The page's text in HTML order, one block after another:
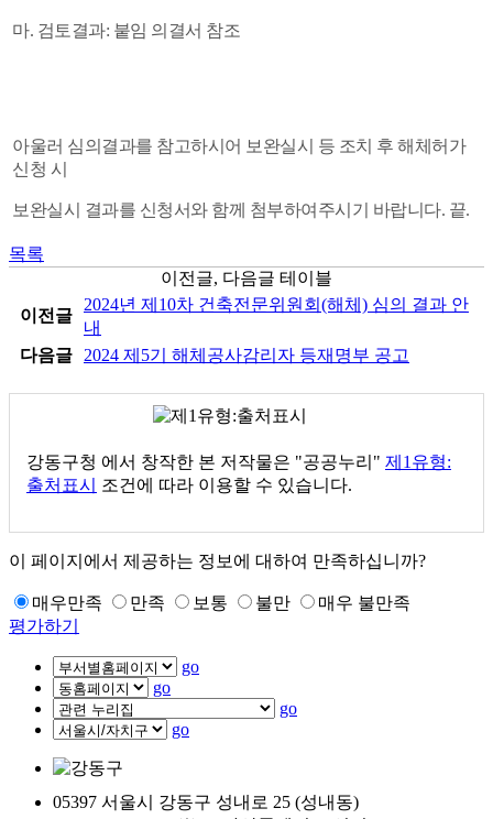
마. 검토결과: 붙임 의결서 참조
아울러 심의결과를 참고하시어 보완실시 등 조치 후 해체허가
신청 시
보완실시 결과를 신청서와 함께 첨부하여주시기 바랍니다. 끝.
목록
이전글, 다음글 테이블
이전글
2024년 제10차 건축전문위원회(해체) 심의 결과 안
내
다음글
2024 제5기 해체공사감리자 등재명부 공고
강동구청 에서 창작한 본 저작물은 "공공누리" 제1유형:
출처표시
조건에 따라 이용할 수 있습니다.
이 페이지에서 제공하는 정보에 대하여 만족하십니까?
매우만족 만족 보통 불만
매우 불만족
평가하기
go
go
go
go
05397 서울시 강동구 성내로 25 (성내동)